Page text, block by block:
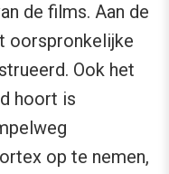
de films. Aan de
oorspronkelijke
Ook het
hoort is
op te nemen,